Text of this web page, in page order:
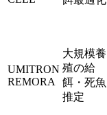
UMITRON
REMORA
大規模養
殖の給
餌・死魚
推定